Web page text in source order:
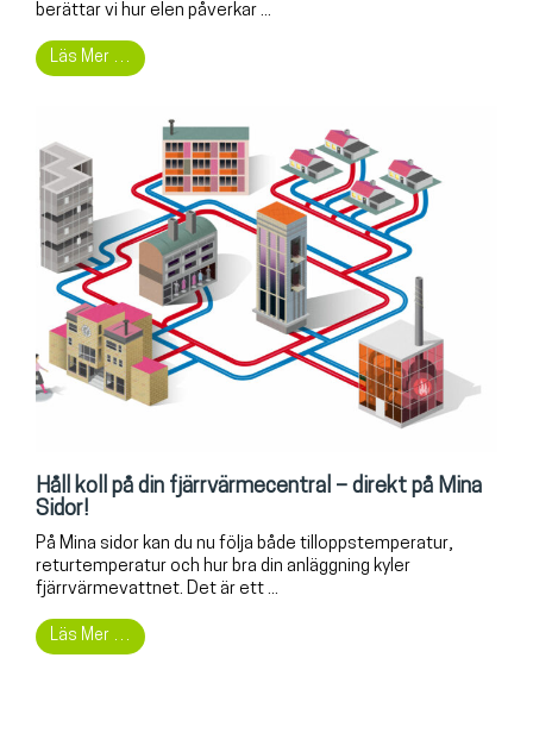
berättar vi hur elen påverkar ...
Läs Mer …
Håll koll på din fjärrvärmecentral – direkt på Mina
Sidor!
På Mina sidor kan du nu följa både tilloppstemperatur,
returtemperatur och hur bra din anläggning kyler
fjärrvärmevattnet. Det är ett ...
Läs Mer …